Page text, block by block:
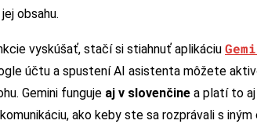
obsahu.
vyskúšať, stačí si stiahnuť aplikáciu
účtu a spustení AI asistenta môžete
Gemini funguje aj v slovenčine a platí to aj
ako keby ste sa rozprávali s iným